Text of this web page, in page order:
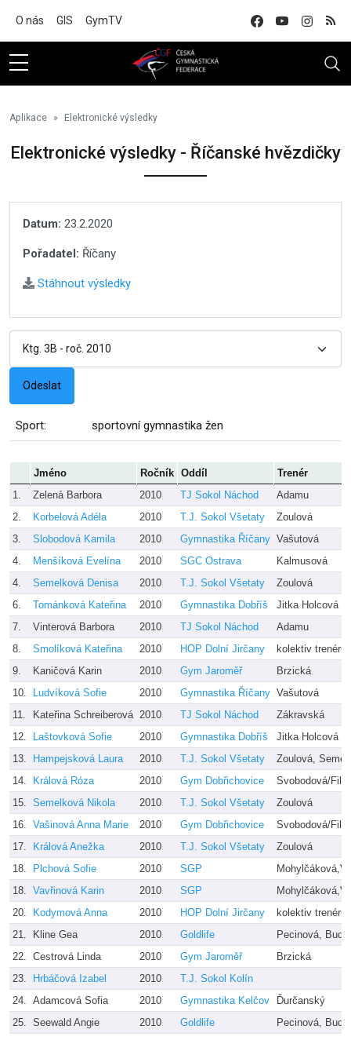
O nás GIS GymTV
Aplikace Elektronické výsledky
Elektronické výsledky - Říčanské hvězdičky
Datum: 23.2.2020
Pořadatel: Říčany
Stáhnout výsledky
Sport: sportovní gymnastika žen
Jméno Ročník Oddíl
Trenér
1.
Zelená Barbora 2010 TJ Sokol Náchod
Adamu
2.
Korbelová Adéla 2010 T.J. Sokol Všetaty
Zoulová
3.
Slobodová Kamila 2010 Gymnastika Říčany Vašutová
4.
Menšíková Evelína 2010 SGC Ostrava
Kalmusová
4.
Semelková Denisa 2010 T.J. Sokol Všetaty
Zoulová
6.
Tománková Kateřina 2010 Gymnastika Dobříš
Jitka Holcová
7.
Vinterová Barbora 2010 TJ Sokol Náchod
Adamu
8.
Smolíková Kateřina 2010 HOP Dolní Jirčany
kolektiv trenérů
9.
Kaničová Karin 2010 Gym Jaroměř
Brzická
10.
Ludvíková Sofie 2010 Gymnastika Říčany Vašutová
11.
Kateřina Schreiberová 2010 TJ Sokol Náchod
Zákravská
12.
Laštovková Sofie 2010 Gymnastika Dobříš
Jitka Holcová
13.
Hampejsková Laura 2010 T.J. Sokol Všetaty
Zoulová,
14.
Králová Róza 2010 Gym Dobřichovice
Svobodová/
15. Semelková Nikola 2010 T.J. Sokol Všetaty
Zoulová
16. Vašinová Anna Marie 2010 Gym Dobřichovice
Svobodová/
17.
Králová Anežka 2010 T.J. Sokol Všetaty
Zoulová
18.
Plchová Sofie 2010 SGP
18. Vavřinová Karin 2010 SGP
20.
Kodymová Anna 2010 HOP Dolní Jirčany
kolektiv trenérů
21.
Kline Gea 2010 Goldlife
Pecinová,
22. Cestrová Linda 2010 Gym Jaroměř
Brzická
23.
Hrbáčová Izabel 2010
T.J. Sokol Kolín
24. Adamcová Sofia 2010 Gymnastika Kelčov
Ďurčanský
25. Seewald Angie 2010 Goldlife Pecinová,